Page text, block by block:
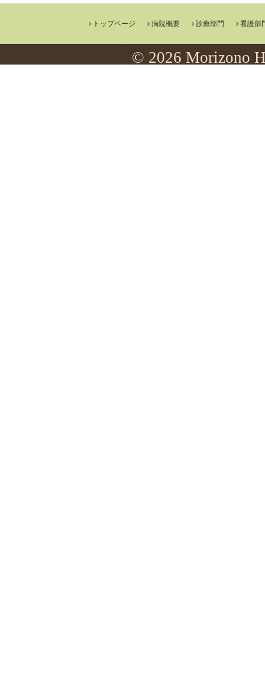
トップページ 病院概要 診療部門 看護部
© 2026 Morizono